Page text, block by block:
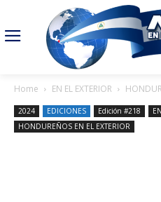
Home EN EL EXTERIOR
2024 EDICIONES Edición #218
HONDUREÑOS EN EL EXTERIOR